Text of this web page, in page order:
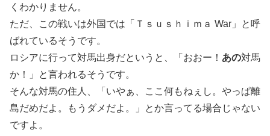
くわかりません。
ただ、この戦いは外国では「Ｔｓｕｓｈｉｍａ War」と呼
ばれているそうです。
ロシアに行って対馬出身だというと、「おおー！ あの対馬
か！」と言われるそうです。
そんな対馬の住人、「いやぁ、ここ何もねぇし。やっぱ離
島だめだよ。もうダメだよ。」とか言ってる場合じゃない
ですよ。